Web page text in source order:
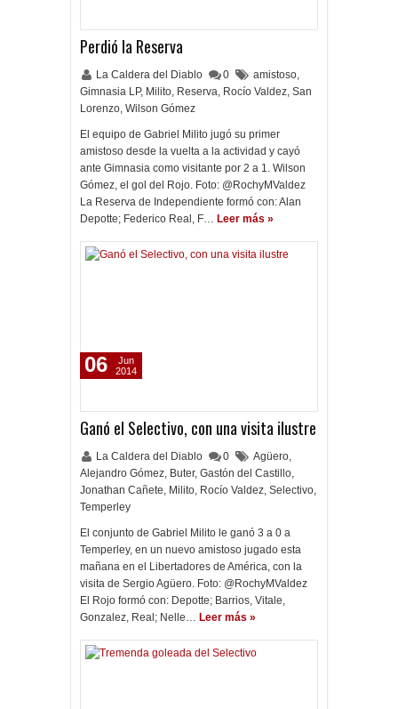
Perdió la Reserva
La Caldera del Diablo 0 amistoso,
Gimnasia LP, Milito, Reserva, Rocío Valdez, San
Lorenzo, Wilson Gómez
El equipo de Gabriel Milito jugó su primer
amistoso desde la vuelta a la actividad y cayó
ante Gimnasia como visitante por 2 a 1. Wilson
Gómez, el gol del Rojo. Foto: @RochyMValdez
La Reserva de Independiente formó con: Alan
Depotte; Federico Real, F… Leer más »
Ganó el Selectivo, con una visita ilustre
La Caldera del Diablo 0 Agüero,
Alejandro Gómez, Buter, Gastón del Castillo,
Jonathan Cañete, Milito, Rocío Valdez, Selectivo,
Temperley
El conjunto de Gabriel Milito le ganó 3 a 0 a
Temperley, en un nuevo amistoso jugado esta
mañana en el Libertadores de América, con la
visita de Sergio Agüero. Foto: @RochyMValdez
El Rojo formó con: Depotte; Barrios, Vitale,
Gonzalez, Real; Nelle… Leer más »
06
Jun
2014